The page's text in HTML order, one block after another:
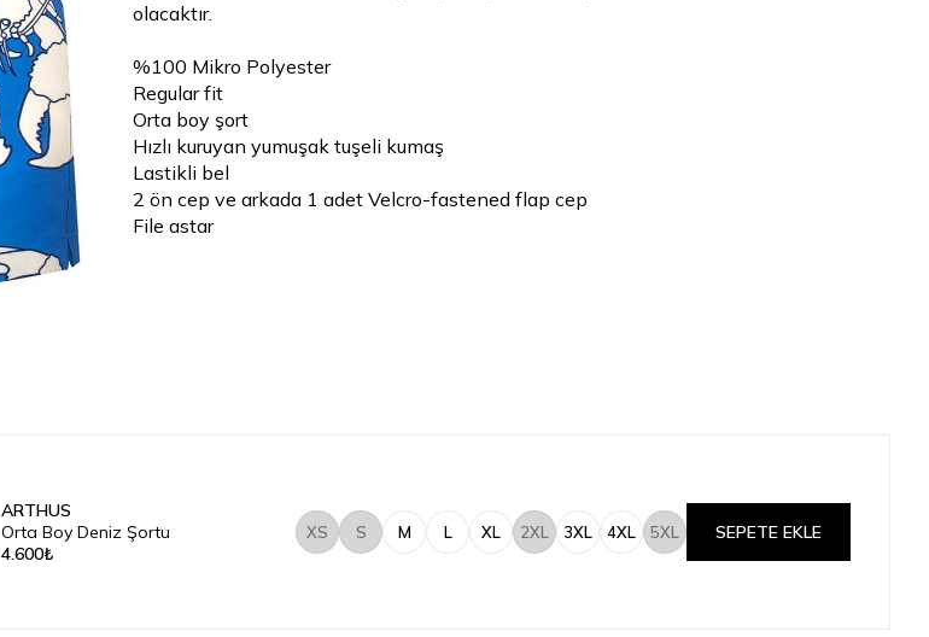
olacaktır.
%100 Mikro Polyester
Regular fit
Orta boy şort
Hızlı kuruyan yumuşak tuşeli kumaş
Lastikli bel
2 ön cep ve arkada 1 adet Velcro-fastened flap cep
File astar
ARTHUS
Orta Boy Deniz Şortu
4.600₺
XS S M L XL 2XL 3XL 4XL 5XL SEPETE EKLE